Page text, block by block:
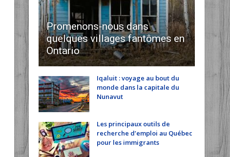
Promenons-nous dans
quelques villages fantômes en
Ontario
Iqaluit : voyage au bout du
monde dans la capitale du
Nunavut
Les principaux outils de
recherche d’emploi au Québec
pour les immigrants